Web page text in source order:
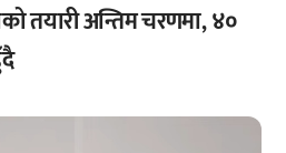
तयारी अन्तिम चरणमा, ४०